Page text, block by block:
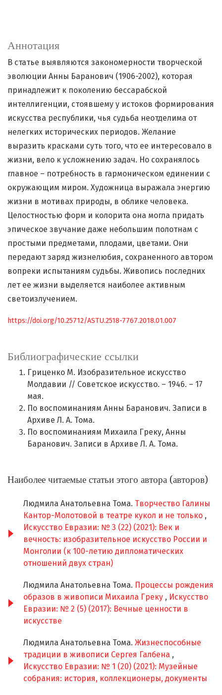
Аннотация
В статье выявляются закономерности творческой
эволюции Анны Баранович (1906-2002), которая
принадлежит к поколению бессарабской
интеллигенции, стоявшему у истоков формирования
искусства республики, чья судьба неотделима от
нелегких исторических периодов. Желание
выразить красками суть того, что ее интересовало в
жизни, вело к усложнению задач. Но сохранялось
главное – потребность в гармоническом единении с
окружающим миром. Художница выражала энергию
жизни в мотивах природы, в облике человека.
Целостностью форм и колорита она могла придать
эпическое звучание даже небольшим полотнам с
простыми предметами, плодами, цветами. Они
передают заряд жизнелюбия, сохраненного автором
вопреки испытаниям судьбы. Живопись последних
лет ее жизни выделяется наиболее активным
светоизлучением.
https://doi.org/10.25712/ASTU.2518-7767.2018.01.007
Библиографические ссылки
Гриценко М. Изобразительное искусство
Молдавии // Советское искусство. – 1946. – 17
мая.
По воспоминаниям Анны Баранович. Записи в
Архиве Л. А. Тома.
По воспоминаниям Михаила Греку, Анны
Баранович. Записи в Архиве Л. А. Тома.
Наиболее читаемые статьи этого автора (авторов)
Людмила Анатольевна Тома. Творчество Галины
Кантор-Молотовой в театре кукол и не только ,
Искусство Евразии: № 3 (22) (2021): Век и
вечность: изобразительное искусство России и
Монголии (к 100-летию дипломатических
отношений двух стран)
Людмила Анатольевна Тома. Процессы рождения
образов в живописи Михаила Греку , Искусство
Евразии: № 2 (5) (2017): Вечные ценности в
искусстве
Людмила Анатольевна Тома. Жизнеспособные
традиции в живописи Сергея Галбена ,
Искусство Евразии: № 1 (20) (2021): Музейные
собрания: история, коллекционеры, документы